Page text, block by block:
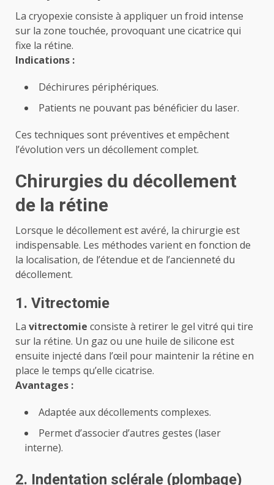
La cryopexie consiste à appliquer un froid intense
sur la zone touchée, provoquant une cicatrice qui
fixe la rétine.
Indications :
Déchirures périphériques.
Patients ne pouvant pas bénéficier du laser.
Ces techniques sont préventives et empêchent
l’évolution vers un décollement complet.
Chirurgies du décollement
de la rétine
Lorsque le décollement est avéré, la chirurgie est
indispensable. Les méthodes varient en fonction de
la localisation, de l’étendue et de l’ancienneté du
décollement.
1. Vitrectomie
La vitrectomie consiste à retirer le gel vitré qui tire
sur la rétine. Un gaz ou une huile de silicone est
ensuite injecté dans l’œil pour maintenir la rétine en
place le temps qu’elle cicatrise.
Avantages :
Adaptée aux décollements complexes.
Permet d’associer d’autres gestes (laser
interne).
2. Indentation sclérale (plombage)